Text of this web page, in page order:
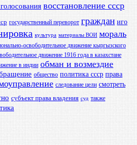
восстановление ссср
государственный переворот граждан иго
культура материалы ВОИ мораль
освободительное движение кыргызского
движение 1916 года в казахстане
в индии обман и возмездие
общество политика ссср права
следование цели смотреть
субъект права владения суд также